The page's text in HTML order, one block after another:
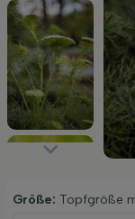
Größe: Topfgröße